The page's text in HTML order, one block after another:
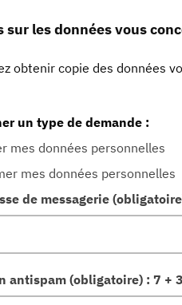
sur les données vous
obtenir copie des données
un type de demande :
mes données personnelles
mes données personnelles
de messagerie
antispam (obligatoire) : 7 +